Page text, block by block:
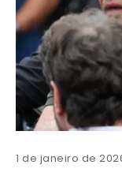
1 de janeiro de